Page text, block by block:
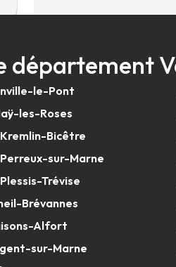
département
le-Pont
les-Roses
Bicêtre
sur-Marne
Trévise
Brévannes
Alfort
sur-Marne